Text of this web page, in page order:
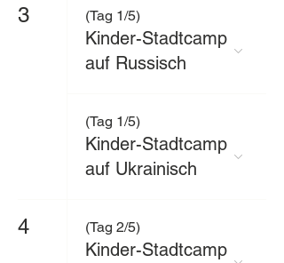
3 (Tag 1/5)
Kinder-Stadtcamp
auf Russisch
(Tag 1/5)
Kinder-Stadtcamp
auf Ukrainisch
4 (Tag 2/5)
Kinder-Stadtcamp